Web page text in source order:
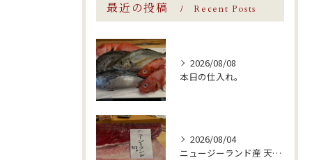
最近の投稿 Recent Posts
2026/08/08
本日の仕入れ。
2026/08/04
ニュージーランド産 天然本鮪。